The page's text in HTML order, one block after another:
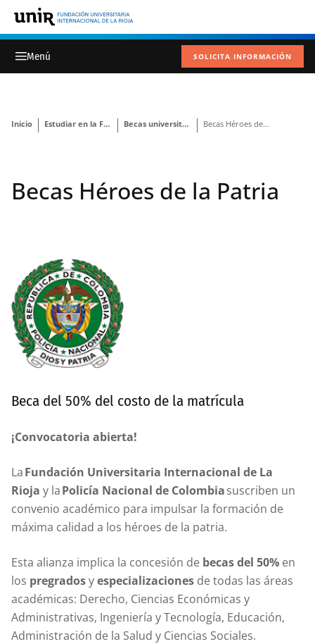
SOLICITA INFORMACIÓN
Inicio Estudiar en la Fundación Becas universitarias y ayudas Becas Héroes de la Patria
Becas Héroes de la Patria
Beca del 50% del costo de la matrícula
¡Convocatoria abierta!
LaFundación Universitaria Internacional de La
Rioja y laPolicía Nacional de Colombiasuscriben un
convenio académico para impulsar la formación de
máxima calidad a los héroes de la patria.
Esta alianza implica la concesión de becas del 50% en
los pregradosyespecializaciones de todas las áreas
académicas: Derecho, Ciencias Económicas y
Administrativas, Ingeniería y Tecnología, Educación,
Administración de la Salud y Ciencias Sociales.